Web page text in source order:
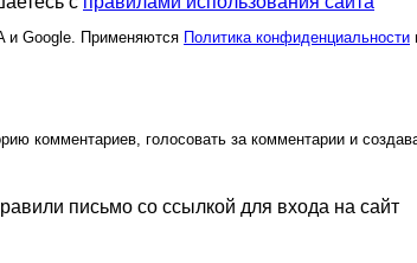
и Google. Применяются Политика конфиденциальности
комментариев, голосовать за комментарии и
письмо со ссылкой для входа на сайт